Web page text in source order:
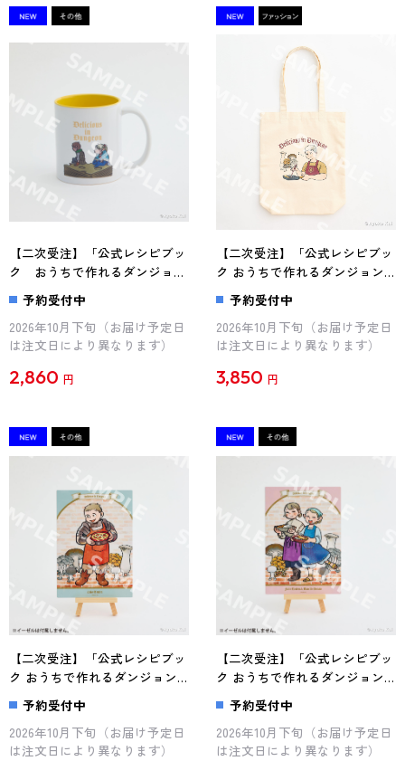
【二次受注】「公式レシピブッ
ク おうちで作れるダンジョン
飯」九井諒子描き下ろし マグ
カップ（センシ調理中）
予約受付中
2026年10月下旬（お届け予定日
は注文日により異なります）
2,860 円
【二次受注】「公式レシピブッ
ク おうちで作れるダンジョン
飯」九井諒子描き下ろし トー
トバッグ
予約受付中
2026年10月下旬（お届け予定日
は注文日により異なります）
3,850 円
【二次受注】「公式レシピブッ
ク おうちで作れるダンジョン
飯」九井諒子描き下ろし カラ
ーイラストプレート（ライオ
ス）
予約受付中
2026年10月下旬（お届け予定日
は注文日により異なります）
【二次受注】「公式レシピブッ
ク おうちで作れるダンジョン
飯」九井諒子描き下ろし カラ
ーイラストプレート（マルシル
とファリン）
予約受付中
2026年10月下旬（お届け予定日
は注文日により異なります）